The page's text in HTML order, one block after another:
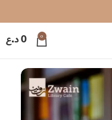
0
0د.ع